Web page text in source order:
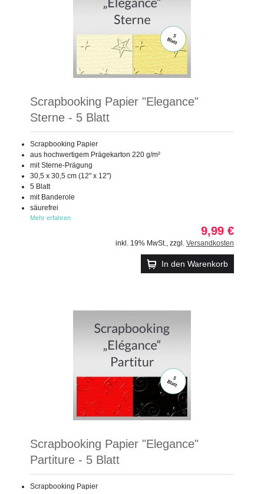
Scrapbooking Papier "Elegance"
Sterne - 5 Blatt
Scrapbooking Papier
aus hochwertigem Prägekarton 220 g/m²
mit Sterne-Prägung
30,5 x 30,5 cm (12" x 12")
5 Blatt
mit Banderole
säurefrei
Mehr erfahren
9,99 €
inkl. 19% MwSt., zzgl. Versandkosten
In den Warenkorb
Scrapbooking Papier "Elegance"
Partiture - 5 Blatt
Scrapbooking Papier